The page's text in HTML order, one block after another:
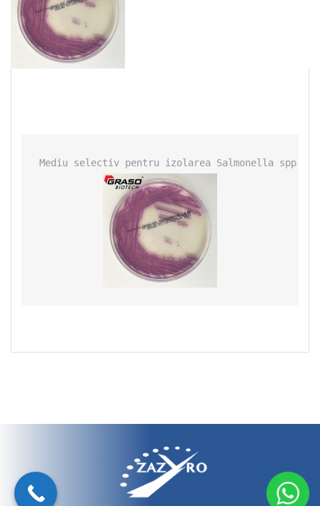
Mediu selectiv pentru izolarea Salmonella spp.,